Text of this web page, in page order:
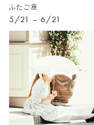
ふたご座
5/21 – 6/21